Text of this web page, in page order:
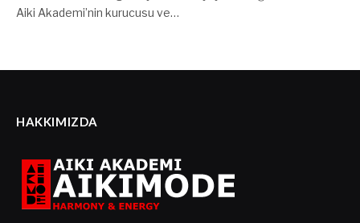
Aiki Akademi’nin kurucusu ve…
HAKKIMIZDA